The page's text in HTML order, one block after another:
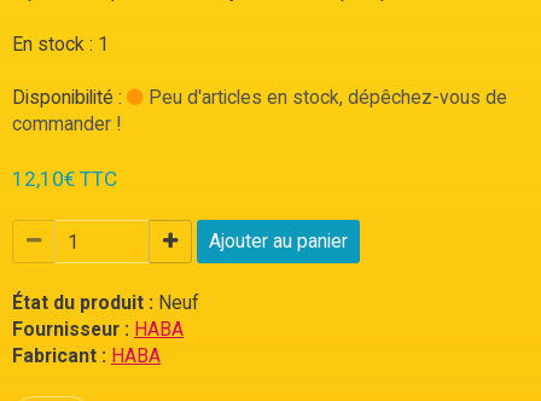
En stock : 1
Disponibilité :
Peu d'articles en stock, dépêchez-vous de
commander !
12,10€ TTC
Ajouter au panier
État du produit : Neuf
Fournisseur : HABA
Fabricant : HABA